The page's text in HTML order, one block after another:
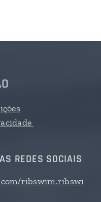
REDES SOCIAIS
ribswim.ribswi